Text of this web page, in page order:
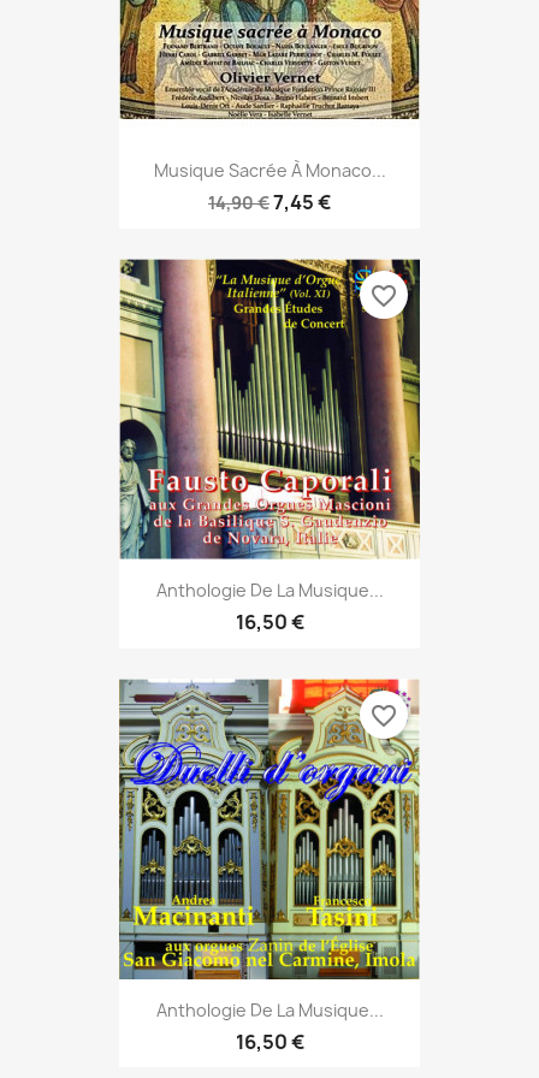
Musique Sacrée À Monaco...
14,90 €7,45 €
Anthologie De La Musique...
16,50 €
favorite_border
Anthologie De La Musique...
16,50 €
favorite_border